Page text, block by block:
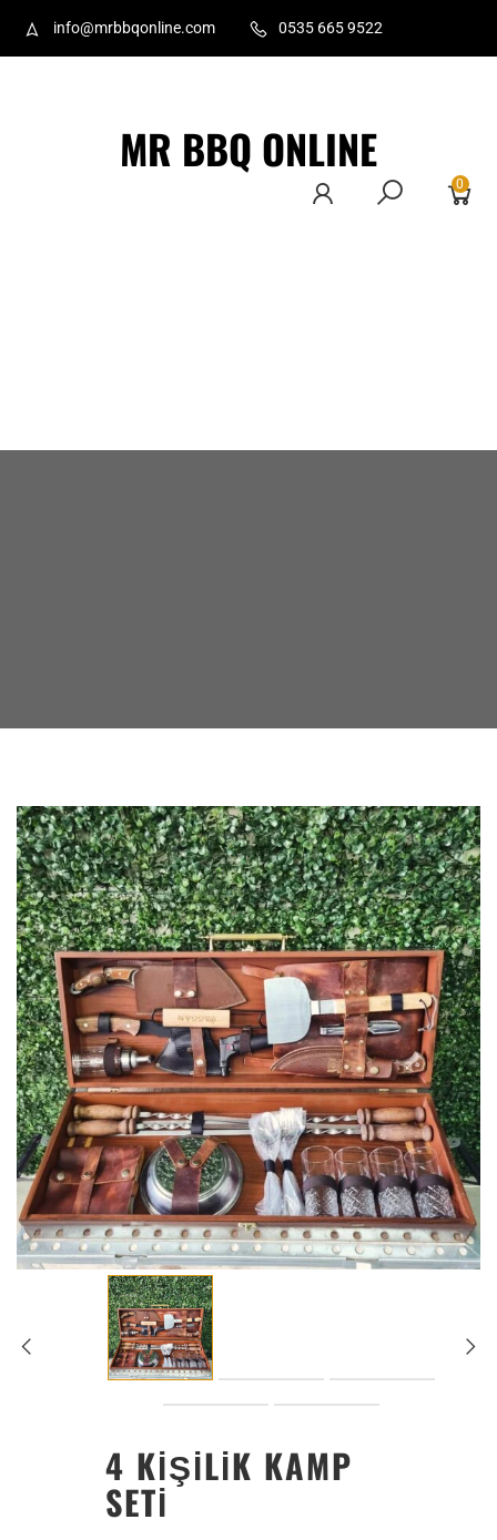
info@mrbbqonline.com 0535 665 9522
MR BBQ ONLINE
0
4 KIŞILIK KAMP
SETI